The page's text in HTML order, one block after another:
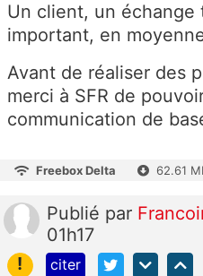
Un client, un échange
important, en
Avant de réaliser des
merci à SFR de
communication de
Freebox Delta 62.61
Publié par
01h17
!
citer